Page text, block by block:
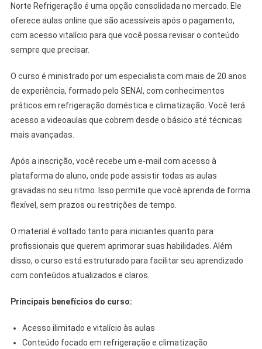
Norte Refrigeração é uma opção consolidada no mercado. Ele
oferece aulas online que são acessíveis após o pagamento,
com acesso vitalício para que você possa revisar o conteúdo
sempre que precisar.
O curso é ministrado por um especialista com mais de 20 anos
de experiência, formado pelo SENAI, com conhecimentos
práticos em refrigeração doméstica e climatização. Você terá
acesso a videoaulas que cobrem desde o básico até técnicas
mais avançadas.
Após a inscrição, você recebe um e-mail com acesso à
plataforma do aluno, onde pode assistir todas as aulas
gravadas no seu ritmo. Isso permite que você aprenda de forma
flexível, sem prazos ou restrições de tempo.
O material é voltado tanto para iniciantes quanto para
profissionais que querem aprimorar suas habilidades. Além
disso, o curso está estruturado para facilitar seu aprendizado
com conteúdos atualizados e claros.
Principais benefícios do curso:
Acesso ilimitado e vitalício às aulas
Conteúdo focado em refrigeração e climatização